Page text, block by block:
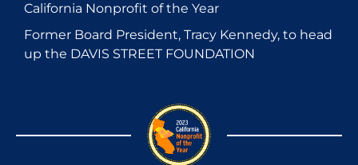
California Nonprofit of the Year
Former Board President, Tracy Kennedy, to head
up the DAVIS STREET FOUNDATION